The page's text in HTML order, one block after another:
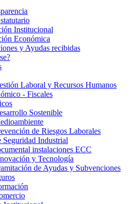
Institucional
Económica
y Ayudas recibidas
Laboral y Recursos Humanos
- Fiscales
Sostenible
de Riesgos Laborales
Seguridad Industrial
instalaciones ECC
y Tecnología
de Ayudas y Subvenciones